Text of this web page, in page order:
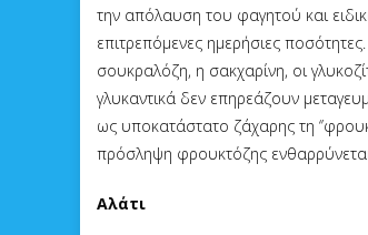
την απόλαυση του φαγητού και
επιτρεπόμενες ημερήσιες
σουκραλόζη, η σακχαρίνη, οι
γλυκαντικά δεν επηρεάζουν
ως υποκατάστατο ζάχαρης τη
πρόσληψη φρουκτόζης
Αλάτι